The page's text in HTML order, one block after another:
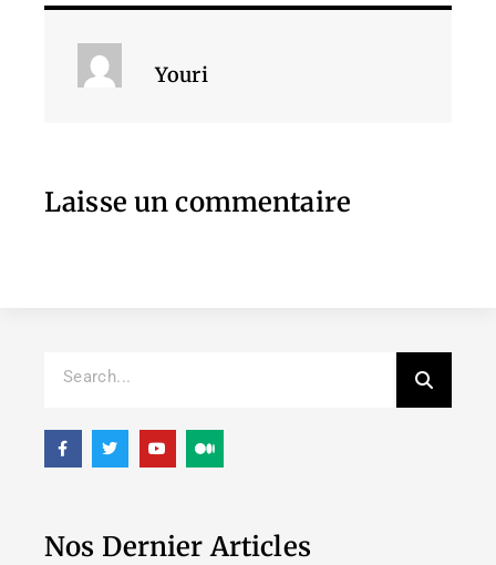
Youri
Laisse un commentaire
Nos Dernier Articles